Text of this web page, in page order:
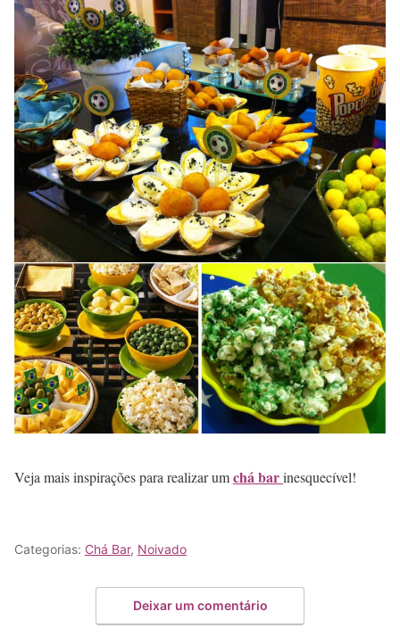
Veja mais inspirações para realizar umchá barinesquecível!
Categorias: Chá Bar, Noivado
Deixar um comentário